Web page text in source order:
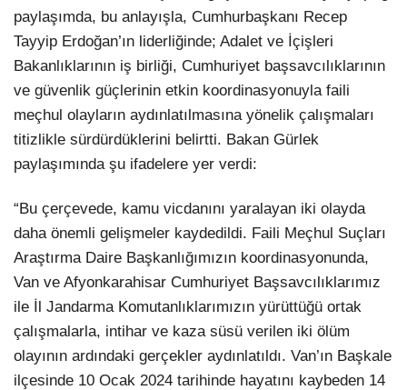
paylaşımda, bu anlayışla, Cumhurbaşkanı Recep
Tayyip Erdoğan’ın liderliğinde; Adalet ve İçişleri
Bakanlıklarının iş birliği, Cumhuriyet başsavcılıklarının
ve güvenlik güçlerinin etkin koordinasyonuyla faili
meçhul olayların aydınlatılmasına yönelik çalışmaları
titizlikle sürdürdüklerini belirtti. Bakan Gürlek
paylaşımında şu ifadelere yer verdi:
“Bu çerçevede, kamu vicdanını yaralayan iki olayda
daha önemli gelişmeler kaydedildi. Faili Meçhul Suçları
Araştırma Daire Başkanlığımızın koordinasyonunda,
Van ve Afyonkarahisar Cumhuriyet Başsavcılıklarımız
ile İl Jandarma Komutanlıklarımızın yürüttüğü ortak
çalışmalarla, intihar ve kaza süsü verilen iki ölüm
olayının ardındaki gerçekler aydınlatıldı. Van’ın Başkale
ilçesinde 10 Ocak 2024 tarihinde hayatını kaybeden 14